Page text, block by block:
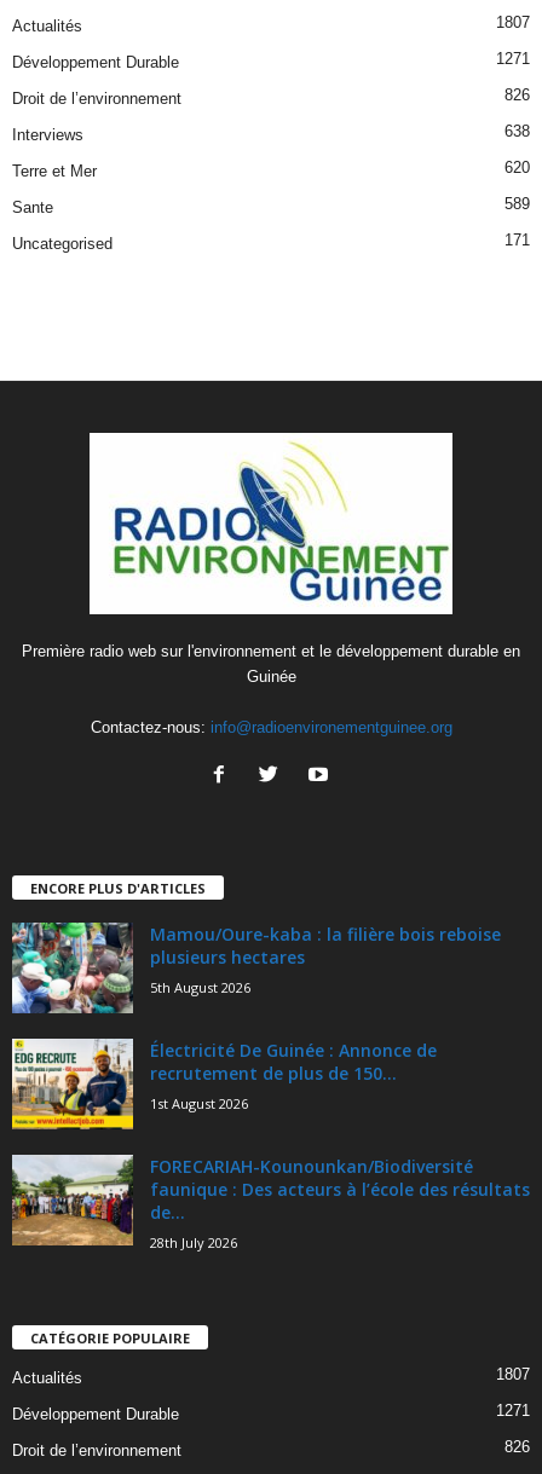
Actualités 1807
Développement Durable 1271
Droit de l’environnement 826
Interviews 638
Terre et Mer 620
Sante 589
Uncategorised 171
Première radio web sur l'environnement et le développement durable en
Guinée
Contactez-nous: info@radioenvironementguinee.org
ENCORE PLUS D'ARTICLES
Mamou/Oure-kaba : la filière bois reboise
plusieurs hectares
5th August 2026
Électricité De Guinée : Annonce de
recrutement de plus de 150...
1st August 2026
FORECARIAH-Kounounkan/Biodiversité
faunique : Des acteurs à l’école des résultats
de...
28th July 2026
CATÉGORIE POPULAIRE
Actualités 1807
Développement Durable 1271
Droit de l’environnement 826